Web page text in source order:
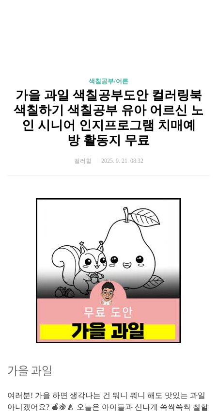
색칠공부/어른
가을 과일 색칠공부도안 컬러링북
색칠하기 색칠공부 유아 어르신 노
인 시니어 인지프로그램 치매예
방 활동지 무료
컬러힐 2025. 9. 21. 08:32
가을 과일
여러분! 가을 하면 생각나는 건 뭐니 뭐니 해도 맛있는 과일
아니겠어요? 🍎🍇🍐 오늘은 아이들과 신나게 쓱싹쓱싹 칠할